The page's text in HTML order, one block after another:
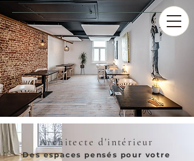
Architecte d'intérieur
Des espaces pensés pour votre